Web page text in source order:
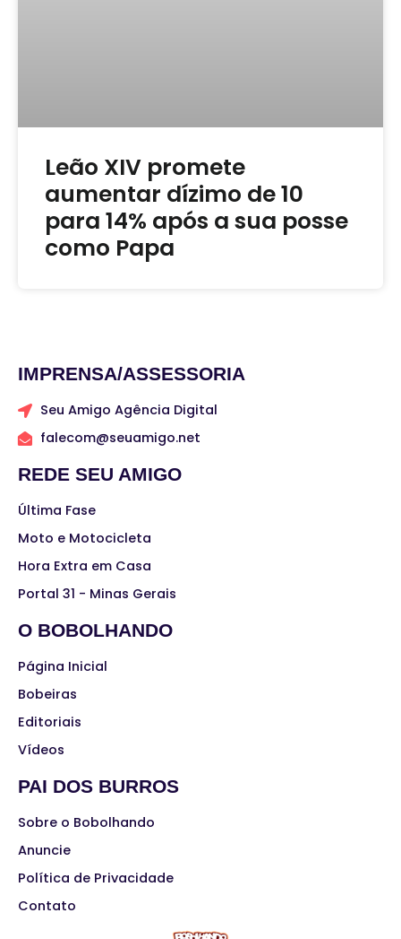
Leão XIV promete
aumentar dízimo de 10
para 14% após a sua posse
como Papa
IMPRENSA/ASSESSORIA
Seu Amigo Agência Digital
falecom@seuamigo.net
REDE SEU AMIGO
Última Fase
Moto e Motocicleta
Hora Extra em Casa
Portal 31 - Minas Gerais
O BOBOLHANDO
Página Inicial
Bobeiras
Editoriais
Vídeos
PAI DOS BURROS
Sobre o Bobolhando
Anuncie
Política de Privacidade
Contato